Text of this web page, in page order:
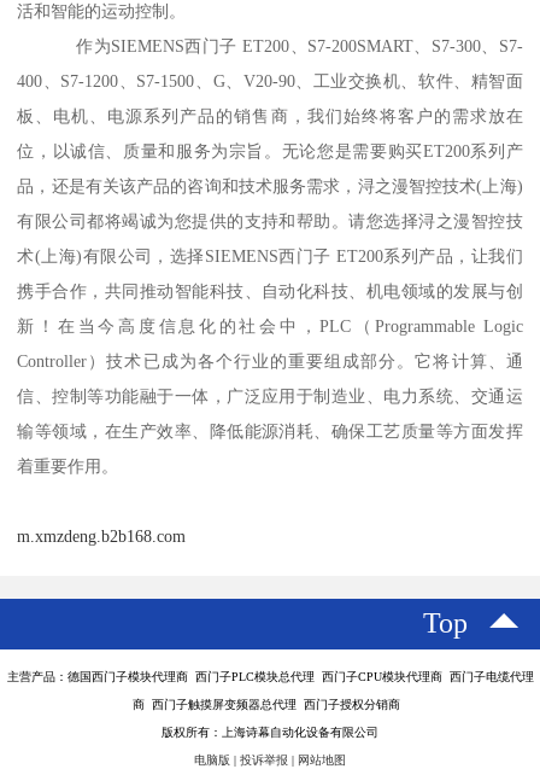
活和智能的运动控制。
作为SIEMENS西门子 ET200、S7-200SMART、S7-300、S7-
400、S7-1200、S7-1500、G、V20-90、工业交换机、软件、精智面
板、电机、电源系列产品的销售商，我们始终将客户的需求放在
位，以诚信、质量和服务为宗旨。无论您是需要购买ET200系列产
品，还是有关该产品的咨询和技术服务需求，浔之漫智控技术(上海)
有限公司都将竭诚为您提供的支持和帮助。请您选择浔之漫智控技
术(上海)有限公司，选择SIEMENS西门子 ET200系列产品，让我们
携手合作，共同推动智能科技、自动化科技、机电领域的发展与创
新！在当今高度信息化的社会中，PLC（Programmable Logic
Controller）技术已成为各个行业的重要组成部分。它将计算、通
信、控制等功能融于一体，广泛应用于制造业、电力系统、交通运
输等领域，在生产效率、降低能源消耗、确保工艺质量等方面发挥
着重要作用。
m.xmzdeng.b2b168.com
Top
主营产品：德国西门子模块代理商 西门子PLC模块总代理 西门子CPU模块代理商 西门子电缆代理
商 西门子触摸屏变频器总代理 西门子授权分销商
版权所有：上海诗幕自动化设备有限公司
电脑版 | 投诉举报 | 网站地图